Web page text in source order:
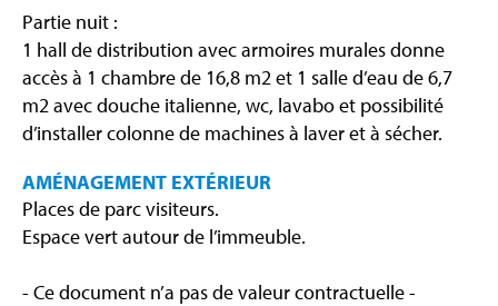
Partie nuit :
1 hall de distribution avec armoires murales donne
accès à 1 chambre de 16,8 m2 et 1 salle d’eau de 6,7
m2 avec douche italienne, wc, lavabo et possibilité
d’installer colonne de machines à laver et à sécher.
AMÉNAGEMENT EXTÉRIEUR
Places de parc visiteurs.
Espace vert autour de l’immeuble.
- Ce document n’a pas de valeur contractuelle -